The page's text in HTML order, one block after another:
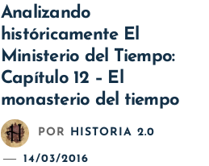
Analizando
históricamente El
Ministerio del Tiempo:
Capítulo 12 – El
monasterio del tiempo
POR HISTORIA 2.0
14/03/2016